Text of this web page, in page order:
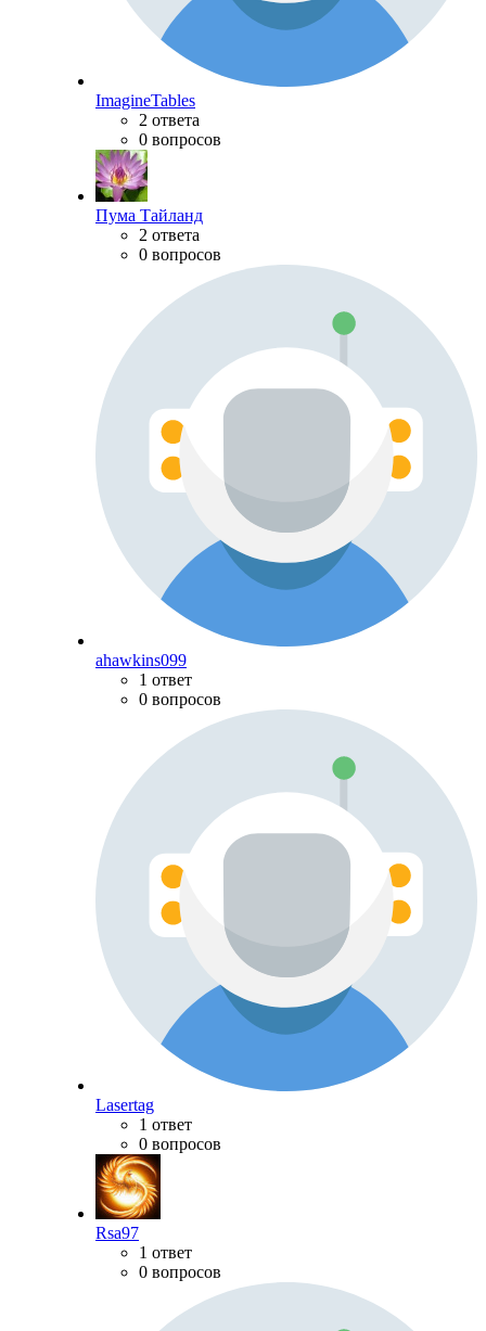
ImagineTables
2 ответа
0 вопросов
Пума Тайланд
2 ответа
0 вопросов
ahawkins099
1 ответ
0 вопросов
Lasertag
1 ответ
0 вопросов
Rsa97
1 ответ
0 вопросов